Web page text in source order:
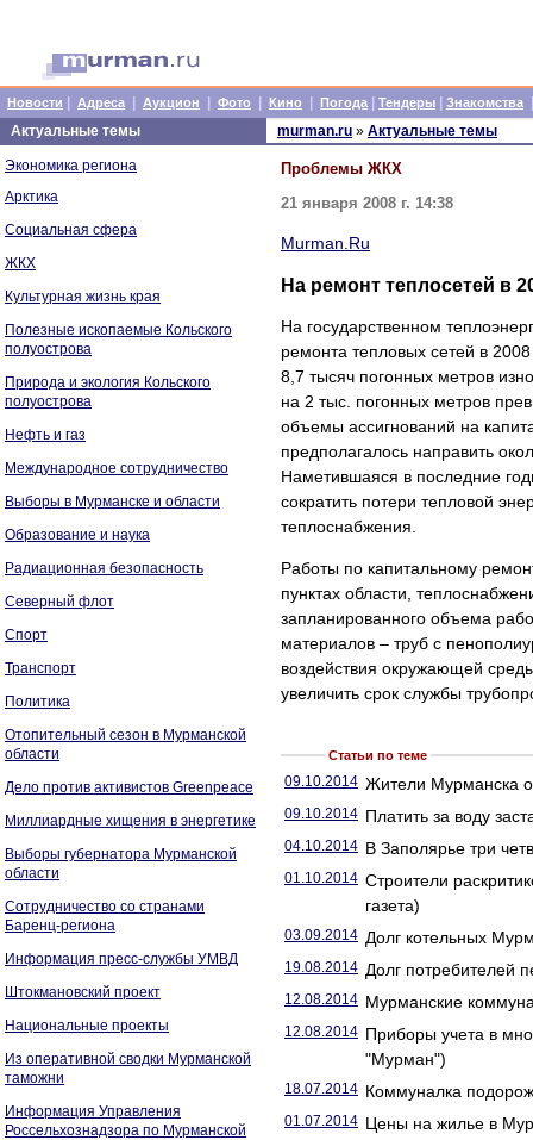
Новости Адреса Аукцион Фото Кино Погода Тендеры Знакомства
Актуальные темы
Экономика региона
Арктика
Социальная сфера
ЖКХ
Культурная жизнь края
Полезные ископаемые Кольского
полуострова
Природа и экология Кольского
полуострова
Нефть и газ
Международное сотрудничество
Выборы в Мурманске и области
Образование и наука
Радиационная безопасность
Северный флот
Спорт
Транспорт
Политика
Отопительный сезон в Мурманской
области
Дело против активистов Greenpeace
Миллиардные хищения в энергетике
Выборы губернатора Мурманской
области
Сотрудничество со странами
Баренц-региона
Информация пресс-службы УМВД
Штокмановский проект
Национальные проекты
Из оперативной сводки Мурманской
таможни
Информация Управления
Россельхознадзора по Мурманской
murman.ru » Актуальные темы
Проблемы ЖКХ
21 января 2008 г. 14:38
Murman.Ru
На ремонт теплосетей в
На государственном
ремонта тепловых сетей в
8,7 тысяч погонных метров
на 2 тыс. погонных метров
объемы ассигнований на
предполагалось направить
Наметившаяся в последние
сократить потери тепловой
теплоснабжения.
Работы по капитальному
пунктах области,
запланированного объема
материалов – труб с
воздействия окружающей
увеличить срок службы
Статьи по теме
09.10.2014 Жители Мурманска
09.10.2014 Платить за воду
04.10.2014 В Заполярье три
01.10.2014 Строители
газета)
03.09.2014 Долг котельных
19.08.2014 Долг потребителей
12.08.2014 Мурманские
12.08.2014 Приборы учета в
"Мурман")
18.07.2014 Коммуналка
01.07.2014 Цены на жилье в